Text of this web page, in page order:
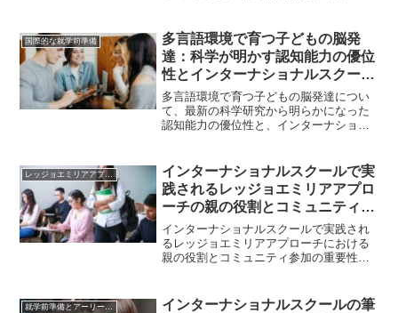
どもの将来に与える価値を詳しく説明し
ます。
国際的な就学前準備
多言語環境で育つ子どもの脳発
達：科学が明かす認知能力の優位
性とインターナショナルスクール
での実践
多言語環境で育つ子どもの脳発達につい
て、最新の科学研究から明らかになった
認知能力の優位性と、インターナショナ
レッジョエミリアアプローチ
インターナショナルスクールで実
践されるレッジョエミリアアプロ
ーチの親の役割とコミュニティ参
加2025年最新
インターナショナルスクールで実践され
るレッジョエミリアアプローチにおける
親の役割とコミュニティ参加の重要性。
説。
インターナショナルスクールの筆